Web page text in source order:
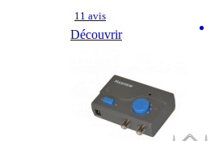
11 avis
Découvrir